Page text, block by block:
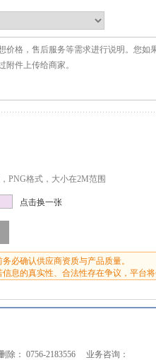
PNG格式，大小在2M范围
点击换一张
必确认供应商资质与产品质量。
息的真实性、合法性存在争议，平台将
除： 0756-2183556 业务咨询：